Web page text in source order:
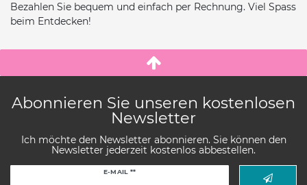
Bezahlen Sie bequem und einfach per Rechnung. Viel Spass
beim Entdecken!
Abonnieren Sie unseren kostenlosen
Newsletter
Ich möchte den Newsletter abonnieren. Sie können den
Newsletter jederzeit kostenlos abbestellen.
E-MAIL **